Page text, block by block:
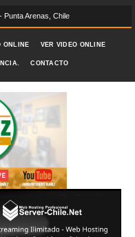
Punta Arenas, Chile
ONLINE VER VIDEO ONLINE
CONTACTO